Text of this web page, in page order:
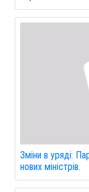
Зміни в уряді:
нових міністрів.